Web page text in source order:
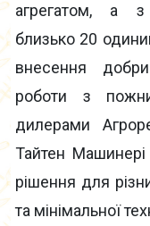
агрегатом, а
близько 20
внесення
роботи з
дилерами
Тайтен Машинері
рішення для
та мінімальної